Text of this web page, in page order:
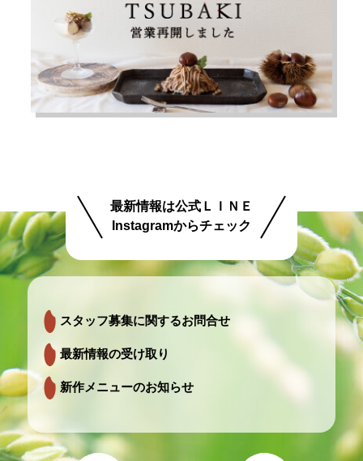
最新情報は公式ＬＩＮＥ
Instagramからチェック
スタッフ募集に関するお問合せ
最新情報の受け取り
新作メニューのお知らせ